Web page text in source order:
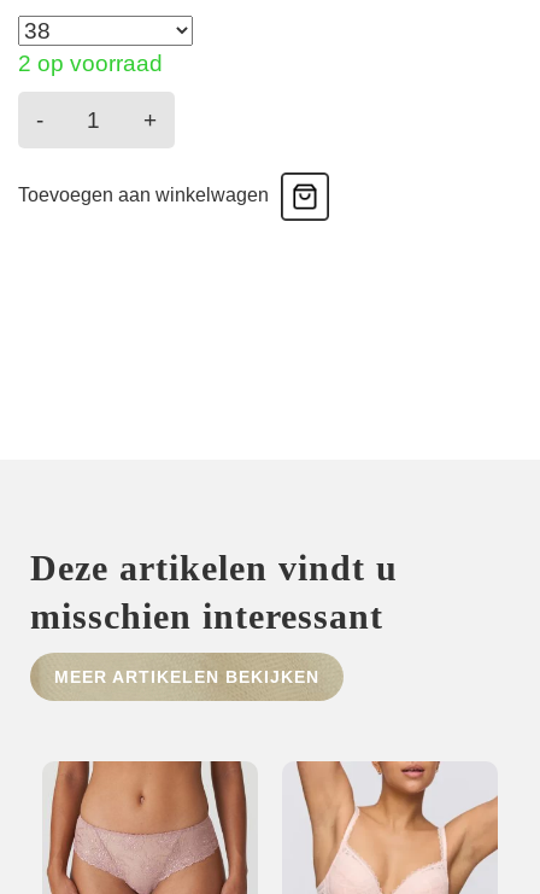
HOME
SHOP
MERKEN
NIEUWS
CONTACT
2 op voorraad
-
intrique
-
+
Toevoegen aan winkelwagen
Deze artikelen vindt u
misschien interessant
MEER ARTIKELEN BEKIJKEN